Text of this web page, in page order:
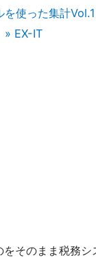
を使った集計
» EX-IT
そのまま税務シ